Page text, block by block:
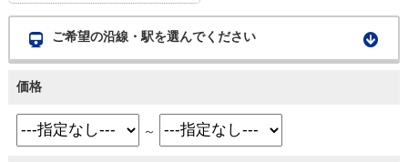
ご希望の沿線・駅を選んでください
価格
～